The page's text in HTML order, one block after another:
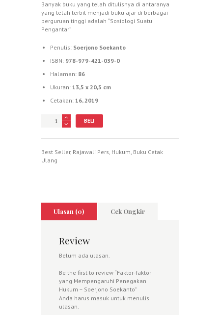
Banyak buku yang telah ditulisnya di antaranya
yang telah terbit menjadi buku ajar di berbagai
perguruan tinggi adalah “Sosiologi Suatu
Pengantar”
Penulis: Soerjono Soekanto
ISBN: 978-979-421-039-0
Halaman: 86
Ukuran: 13,5 x 20,5 cm
Cetakan: 16, 2019
Jumlah BELI
Best Seller, Rajawali Pers, Hukum, Buku Cetak
Ulang
Ulasan (0) Cek Ongkir
Review
Belum ada ulasan.
Be the first to review “Faktor-faktor
yang Mempengaruhi Penegakan
Hukum – Soerjono Soekanto”
Anda harus masuk untuk menulis
ulasan.